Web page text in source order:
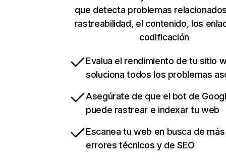
que detecta problemas
rastreabilidad, el contenido, los
codificación
Evalua el rendimiento de tu sitio
soluciona todos los problemas
Asegúrate de que el bot de
puede rastrear e indexar tu web
Escanea tu web en busca de
errores técnicos y de SEO